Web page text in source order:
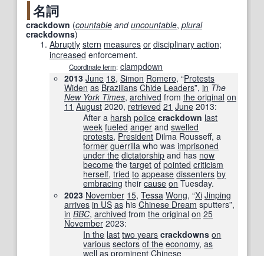
名詞
crackdown (countable anduncountable, plural
crackdowns)
Abruptly stern measures or disciplinary action;
increased enforcement.
Coordinate term: clampdown
2013 June 18, Simon Romero, “Protests
Widen as Brazilians Chide Leaders”, in The
New York Times‎, archived from the original on
11 August 2020, retrieved 21 June 2013:
After a harsh police crackdown last
week fueled anger andswelled
protests, President Dilma Rousseff, a
former guerrilla who wasimprisoned
under the dictatorship and has now
become thetarget of pointed criticism
herself,tried to appease dissenters by
embracing theircause on Tuesday.
2023 November 15, Tessa Wong, “Xi Jinping
arrives in US as his Chinese Dream sputters”,
in BBC‎, archived from the original on 25
November 2023:
In the last two years crackdowns on
various sectors of the economy,as
well as prominent Chinese